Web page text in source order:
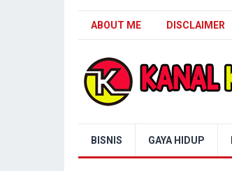
ABOUT ME DISCLAIMER
BISNIS GAYA HIDUP